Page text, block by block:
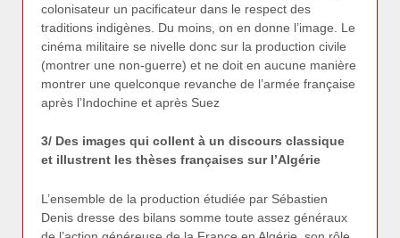
colonisateur un pacificateur dans le respect des
traditions indigènes. Du moins, on en donne l’image. Le
cinéma militaire se nivelle donc sur la production civile
(montrer une non-guerre) et ne doit en aucune manière
montrer une quelconque revanche de l’armée française
après l’Indochine et après Suez
3/ Des images qui collent à un discours classique
et illustrent les thèses françaises sur l’Algérie
L’ensemble de la production étudiée par Sébastien
Denis dresse des bilans somme toute assez généraux